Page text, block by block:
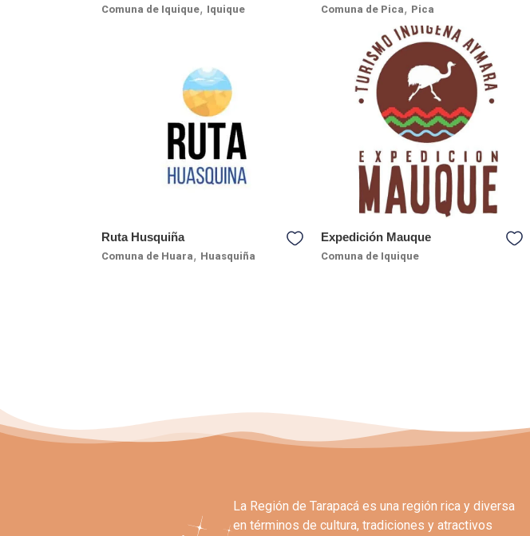
Comuna de Iquique, Iquique Comuna de Pica, Pica
Ruta Husquiña
Comuna de Huara, Huasquiña
Expedición Mauque
Comuna de Iquique
La Región de Tarapacá es una región rica y diversa
en términos de cultura, tradiciones y atractivos